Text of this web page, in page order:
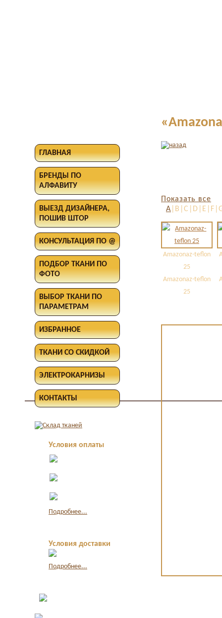
ГЛАВНАЯ
БРЕНДЫ ПО
АЛФАВИТУ
ВЫЕЗД ДИЗАЙНЕРА,
ПОШИВ ШТОР
КОНСУЛЬТАЦИЯ ПО @
ПОДБОР ТКАНИ ПО
ФОТО
ВЫБОР ТКАНИ ПО
ПАРАМЕТРАМ
ИЗБРАННОЕ
ТКАНИ СО СКИДКОЙ
ЭЛЕКТРОКАРНИЗЫ
КОНТАКТЫ
Условия оплаты
Подробнее...
Условия доставки
Подробнее...
Показать все
A
Amazonaz-teflon
25
Amazonaz-teflon
25